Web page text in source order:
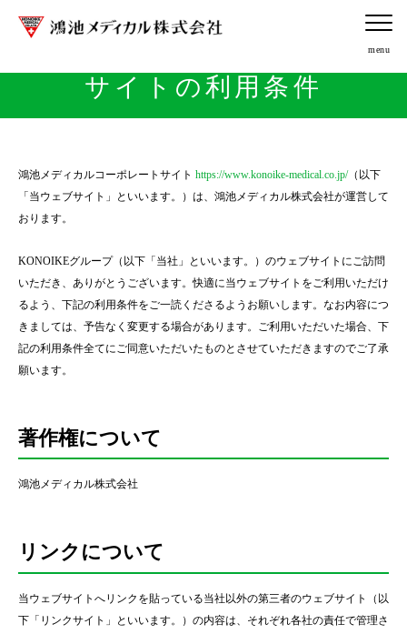
サイトの利用条件
鴻池メディカルコーポレートサイト https://www.konoike-medical.co.jp/（以下
「当ウェブサイト」といいます。）は、鴻池メディカル株式会社が運営して
おります。
KONOIKEグループ（以下「当社」といいます。）のウェブサイトにご訪問
いただき、ありがとうございます。快適に当ウェブサイトをご利用いただけ
るよう、下記の利用条件をご一読くださるようお願いします。なお内容につ
きましては、予告なく変更する場合があります。ご利用いただいた場合、下
記の利用条件全てにご同意いただいたものとさせていただきますのでご了承
願います。
著作権について
鴻池メディカル株式会社
リンクについて
当ウェブサイトへリンクを貼っている当社以外の第三者のウェブサイト（以
下「リンクサイト」といいます。）の内容は、それぞれ各社の責任で管理さ